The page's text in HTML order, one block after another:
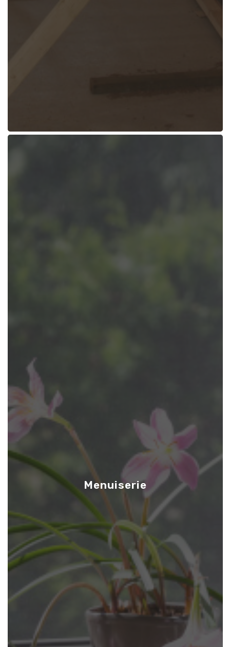
Menuiserie